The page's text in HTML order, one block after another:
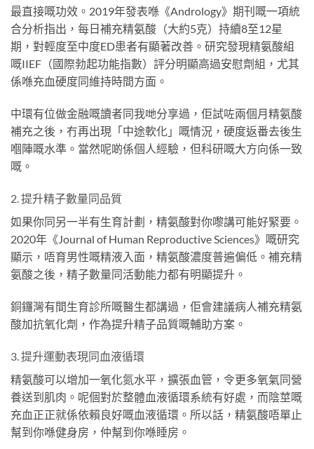
最直接嘅功效。2019年發表喺《Andrology》期刊嘅一項統
合分析指出，每日補充精氨酸（大約5克）持續8至12星
期，對輕度至中度ED患者有顯著改善。研究發現精氨酸組
嘅IIEF（國際勃起功能指數）評分明顯高過安慰劑組，尤其
係喺充血硬度同維持時間方面。
中環有位做金融嘅讀者同我哋分享過，佢試咗兩個月精氨酸
補充之後，冇再出現「中途軟化」嘅情況，硬度返番去後生
嗰陣嘅水準。當然呢啲係個人經驗，但科研嘅大方向係一致
嘅。
2. 提升精子數量同品質
如果你同另一半有生育計劃，精氨酸對你嚟講可能好緊要。
2020年《Journal of Human Reproductive Sciences》嘅研究
顯示，唔育男性嘅精液入面，精氨酸濃度普遍偏低。補充精
氨酸之後，精子數量同活動能力都有明顯提升。
銅鑼灣有間生育診所嘅醫生都講過，佢會建議病人補充精氨
酸加抗氧化劑，作為提升精子品質嘅輔助方案。
3. 提升運動表現同血液循環
精氨酸可以增加一氧化氮水平，擴張血管，令更多氧氣同營
養送到肌肉。呢個對於整體血液循環系統有好處，而陰莖嘅
充血正正就係依賴良好嘅血液循環。所以話，精氨酸唔單止
幫到你喺健身房，仲幫到你喺睡房。